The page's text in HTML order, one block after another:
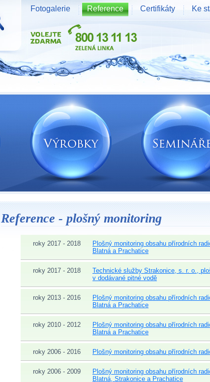
Reference - plošný monitoring
roky 2017 - 2018
Plošný monitoring obsahu přírodních
Blatná a Prachatice
roky 2017 - 2018
Technické služby Strakonice, s. r. o.,
v dodávané pitné vodě
roky 2013 - 2016
Plošný monitoring obsahu přírodních
Blatná a Prachatice
roky 2010 - 2012
Plošný monitoring obsahu přírodních
Blatná a Prachatice
roky 2006 - 2016 Plošný monitoring obsahu přírodních
roky 2006 - 2009
Plošný monitoring obsahu přírodních
Blatná, Strakonice a Prachatice
Fotogalerie Reference Certifikáty Ke